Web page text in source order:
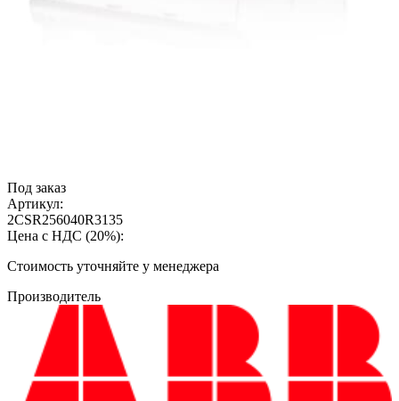
Под заказ
Артикул:
2CSR256040R3135
Цена с НДС (20%):
Cтоимость уточняйте у менеджера
Производитель